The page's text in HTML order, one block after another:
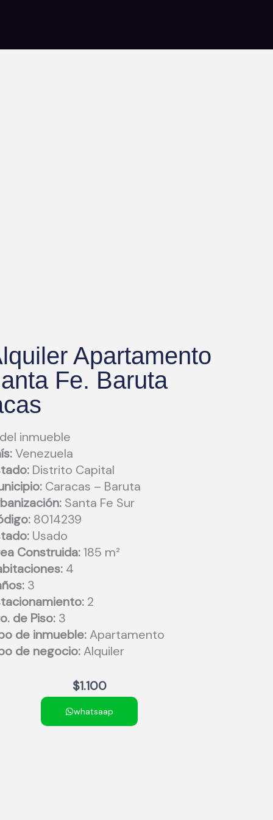
Apartamento
Fe. Baruta
inmueble
Venezuela
Distrito Capital
Caracas – Baruta
Santa Fe Sur
8014239
Usado
Construida:185 m²
4
3
2
de Piso:3
de inmueble:Apartamento
de negocio:Alquiler
$1.100
whatsaap